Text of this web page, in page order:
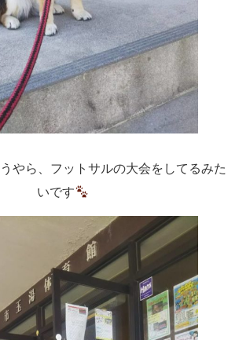
やら、フットサルの大会をしてるみた
いです